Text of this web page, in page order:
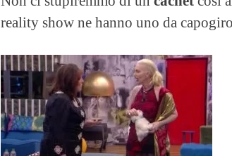
reality show ne hanno uno da